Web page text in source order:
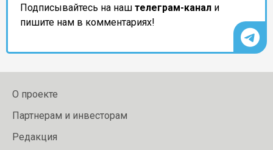
Подписывайтесь на наш телеграм-канал и
пишите нам в комментариях!
О проекте
Партнерам и инвесторам
Редакция